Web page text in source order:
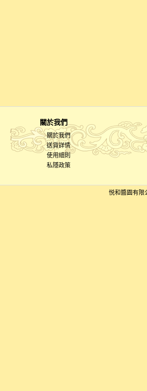
關於我們
關於我們
送貨詳情
使用細則
私隱政策
悦和醬園有限